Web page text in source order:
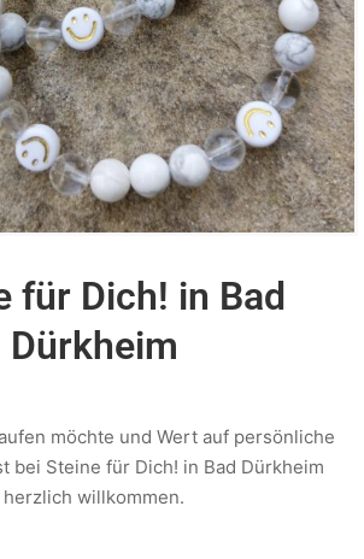
für Dich! in Bad
Dürkheim
möchte und Wert auf persönliche
bei Steine für Dich! in Bad Dürkheim
herzlich willkommen.